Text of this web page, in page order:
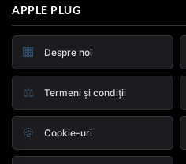
APPLE PLUG
🏢 Despre noi
⚖️ Termeni și condiții
🍪 Cookie-uri